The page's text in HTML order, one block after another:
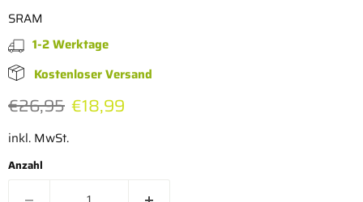
SRAM
1-2 Werktage
Kostenloser Versand
Ursprünglicher Preis
€26,95 Aktueller Preis
€18,99
inkl. MwSt.
Anzahl